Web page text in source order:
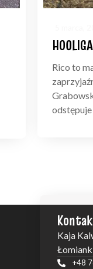
Rico to
Kaja
+48